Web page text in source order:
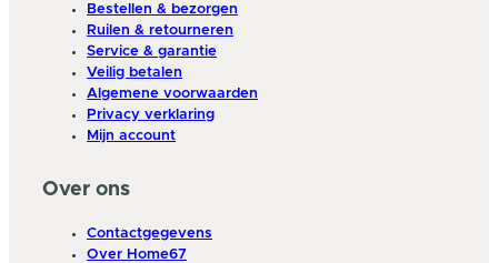
Bestellen & bezorgen
Ruilen & retourneren
Service & garantie
Veilig betalen
Algemene voorwaarden
Privacy verklaring
Mijn account
Over ons
Contactgegevens
Over Home67